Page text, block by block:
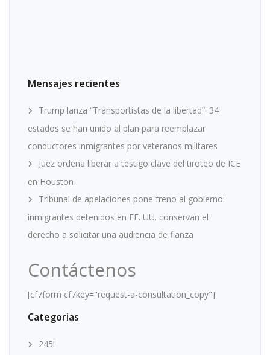
Mensajes recientes
Trump lanza “Transportistas de la libertad”: 34
estados se han unido al plan para reemplazar
conductores inmigrantes por veteranos militares
Juez ordena liberar a testigo clave del tiroteo de ICE
en Houston
Tribunal de apelaciones pone freno al gobierno:
inmigrantes detenidos en EE. UU. conservan el
derecho a solicitar una audiencia de fianza
Contáctenos
[cf7form cf7key="request-a-consultation_copy"]
Categorias
245i